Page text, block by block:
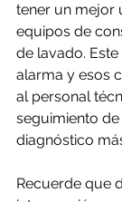
tener un mejor
equipos de
de lavado.
alarma y esos
al personal
seguimiento
diagnóstico
Recuerde que